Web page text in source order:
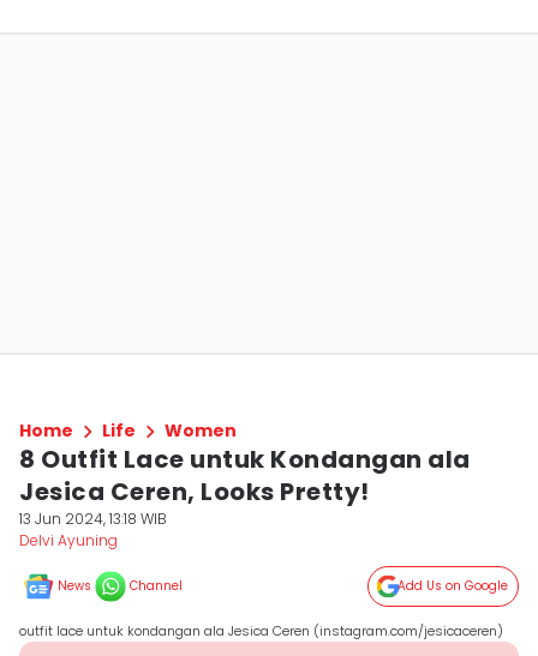
Home Life Women
8 Outfit Lace untuk Kondangan ala
Jesica Ceren, Looks Pretty!
13 Jun 2024, 13:18 WIB
Delvi Ayuning
News Channel Add Us on Google
outfit lace untuk kondangan ala Jesica Ceren (instagram.com/jesicaceren)